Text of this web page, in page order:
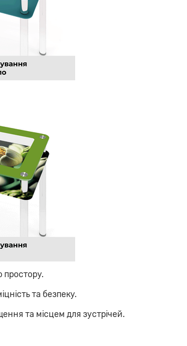
простору.
та безпеку.
та місцем для зустрічей.